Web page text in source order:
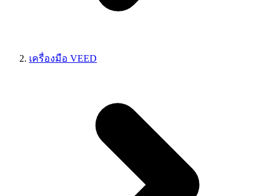
เครื่องมือ VEED